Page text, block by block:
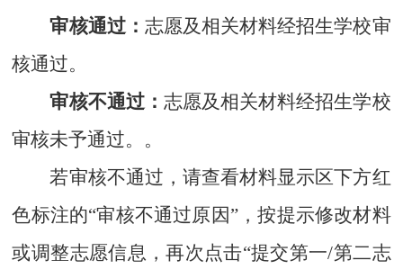
审核通过： 志愿及相关材料经招生学校审
核通过。
审核不通过： 志愿及相关材料经招生学校
审核未予通过。。
若审核不通过，请查看材料显示区下方红
色标注的“审核不通过原因”，按提示修改材料
或调整志愿信息，再次点击“提交第一/第二志